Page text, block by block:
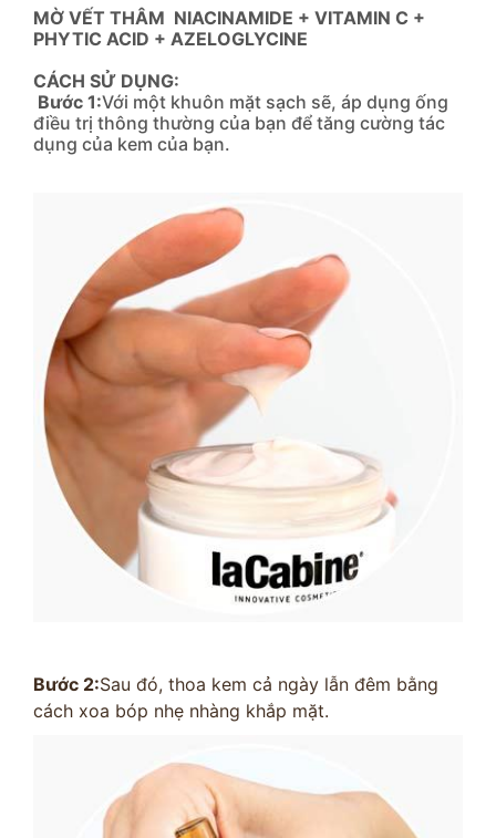
MỜ VẾT THÂM NIACINAMIDE + VITAMIN C +
PHYTIC ACID + AZELOGLYCINE
CÁCH SỬ DỤNG:
Bước 1:Với một khuôn mặt sạch sẽ, áp dụng ống
điều trị thông thường của bạn để tăng cường tác
dụng của kem của bạn.
Bước 2:Sau đó, thoa kem cả ngày lẫn đêm bằng
cách xoa bóp nhẹ nhàng khắp mặt.